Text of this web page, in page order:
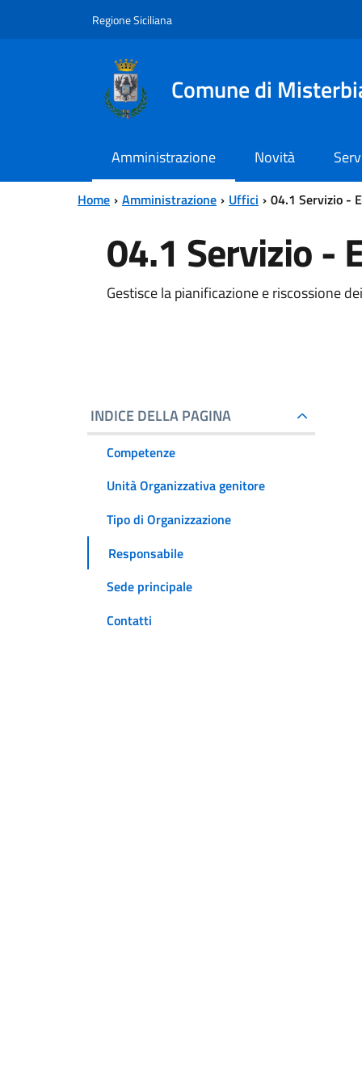
Regione Siciliana
Comune di
Amministrazione Novità
Home Amministrazione Uffici 04.1 Servizio -
04.1 Servizio -
Gestisce la pianificazione e riscossione
INDICE DELLA PAGINA
Competenze
Unità Organizzativa genitore
Tipo di Organizzazione
Responsabile
Sede principale
Contatti